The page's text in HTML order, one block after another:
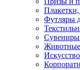
Футляры
Сувениры
Животные
Искусство